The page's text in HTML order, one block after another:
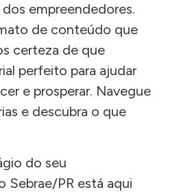
empreendedores.
de conteúdo que
certeza de que
perfeito para ajudar
e prosperar. Navegue
e descubra o que
do seu
Sebrae/PR está aqui